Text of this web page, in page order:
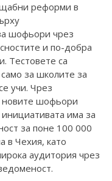
реформи в
шофьори чрез
и по-добра
Тестовете са
за школите за
учи. Чрез
новите шофьори
има за
за поне 100 000
в Чехия, като
аудитория чрез